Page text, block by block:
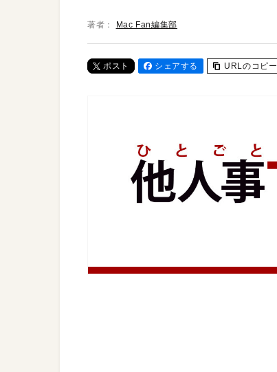
著者： Mac Fan編集部
ポスト シェアする URLのコピー